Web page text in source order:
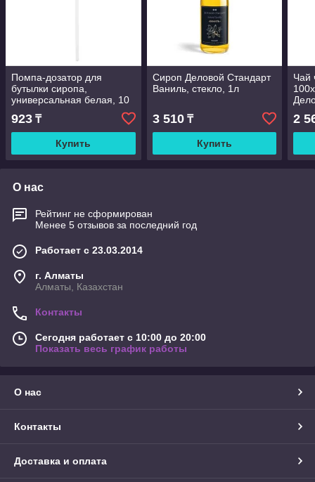
Помпа-дозатор для
бутылки сиропа,
универсальная белая, 10
мл, 28-31 мм
923 ₸
Купить
Сироп Деловой Стандарт
Ваниль, стекло, 1л
3 510₸
Купить
Чай
2
О нас
Рейтинг не сформирован
Менее 5 отзывов за последний год
Работает с 23.03.2014
г. Алматы
Алматы, Казахстан
Контакты
Сегодня работает с 10:00 до 20:00
Показать весь график работы
О нас
Контакты
Доставка и оплата